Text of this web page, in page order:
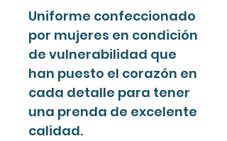
Uniforme confeccionado
por mujeres en condición
de vulnerabilidad que
han puesto el corazón en
cada detalle para tener
una prenda de excelente
calidad.